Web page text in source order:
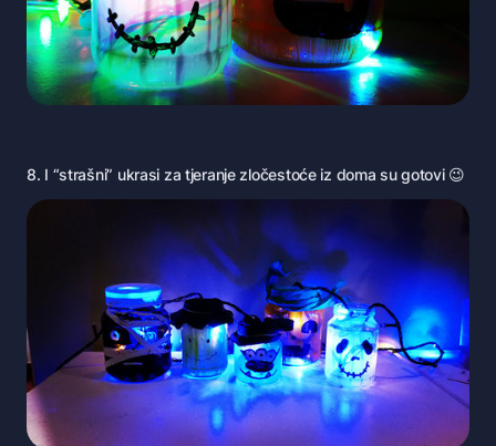
8. I “strašni” ukrasi za tjeranje zločestoće iz doma su gotovi 😉